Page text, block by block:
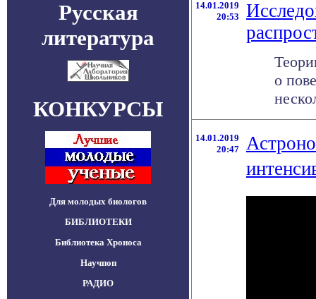
Русская
литература
КОНКУРСЫ
Для молодых биологов
БИБЛИОТЕКИ
Библиотека Хроноса
Научпоп
РАДИО
14.01.2019
20:53
о
14.01.2019
20:47